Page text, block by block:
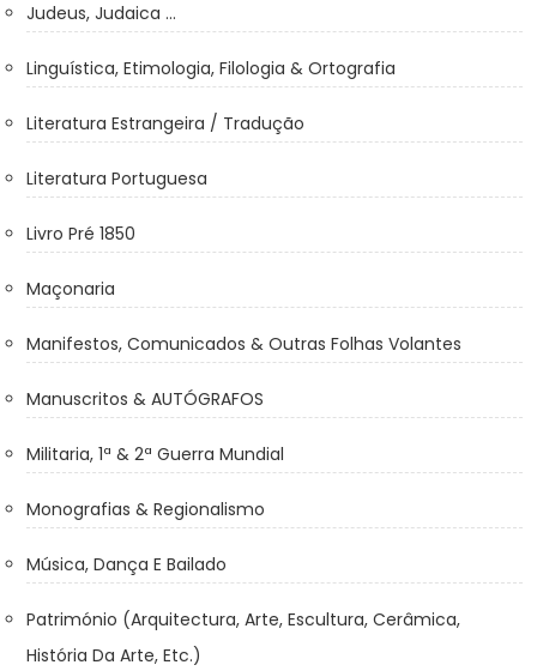
Judeus, Judaica ...
Linguística, Etimologia, Filologia & Ortografia
Literatura Estrangeira / Tradução
Literatura Portuguesa
Livro Pré 1850
Maçonaria
Manifestos, Comunicados & Outras Folhas Volantes
Manuscritos & AUTÓGRAFOS
Militaria, 1ª & 2ª Guerra Mundial
Monografias & Regionalismo
Música, Dança E Bailado
Património (Arquitectura, Arte, Escultura, Cerâmica,
História Da Arte, Etc.)